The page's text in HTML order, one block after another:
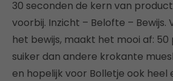
30 seconden de kern van
voorbij. Inzicht – Belofte –
het bewijs, maakt het mooi af:
suiker dan andere krokante
en hopelijk voor Bolletje ook heel